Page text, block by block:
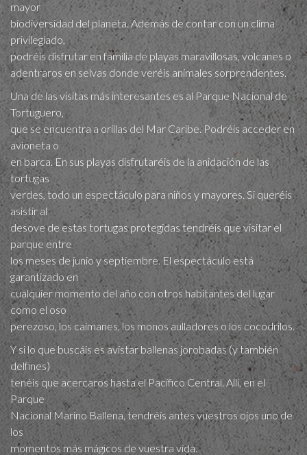
mayor
biodiversidad del planeta. Además de contar con un clima
privilegiado,
podréis disfrutar en familia de playas maravillosas, volcanes o
adentraros en selvas donde veréis animales sorprendentes.
Una de las visitas más interesantes es al Parque Nacional de
Tortuguero,
que se encuentra a orillas del Mar Caribe. Podréis acceder en
avioneta o
en barca. En sus playas disfrutaréis de la anidación de las
tortugas
verdes, todo un espectáculo para niños y mayores. Si queréis
asistir al
desove de estas tortugas protegidas tendréis que visitar el
parque entre
los meses de junio y septiembre. El espectáculo está
garantizado en
cualquier momento del año con otros habitantes del lugar
como el oso
perezoso, los caimanes, los monos aulladores o los cocodrilos.
Y si lo que buscáis es avistar ballenas jorobadas (y también
delfines)
tenéis que acercaros hasta el Pacífico Central. Allí, en el
Parque
Nacional Marino Ballena, tendréis antes vuestros ojos uno de
los
momentos más mágicos de vuestra vida.